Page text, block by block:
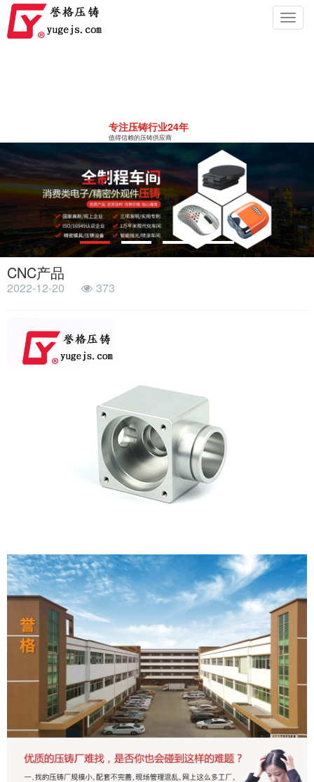
专注压铸行业24年
值得信赖的压铸供应商
CNC产品
2022-12-20 373